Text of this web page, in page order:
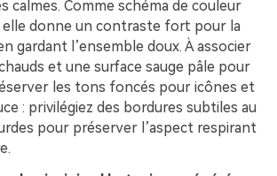
calmes. Comme schéma de couleur
donne un contraste fort pour la
gardant l’ensemble doux. À associer
et une surface sauge pâle pour
les tons foncés pour icônes et
: privilégiez des bordures subtiles au
pour préserver l’aspect respirant